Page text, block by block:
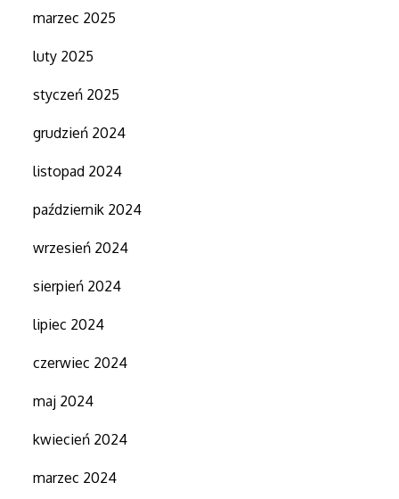
marzec 2025
luty 2025
styczeń 2025
grudzień 2024
listopad 2024
październik 2024
wrzesień 2024
sierpień 2024
lipiec 2024
czerwiec 2024
maj 2024
kwiecień 2024
marzec 2024